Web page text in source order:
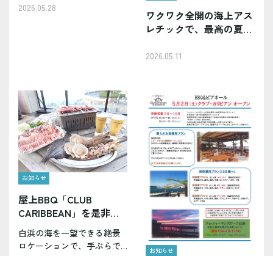
アン） は、フィッシャーマ
2026.05.28
ワクワク全開の海上アス
レチックで、最高の夏を
2026.05.11
お知らせ
屋上BBQ「CLUB
CARIBBEAN」を是非、
体験下さい！
白浜の海を一望できる絶景
ロケーションで、手ぶらで
お知らせ